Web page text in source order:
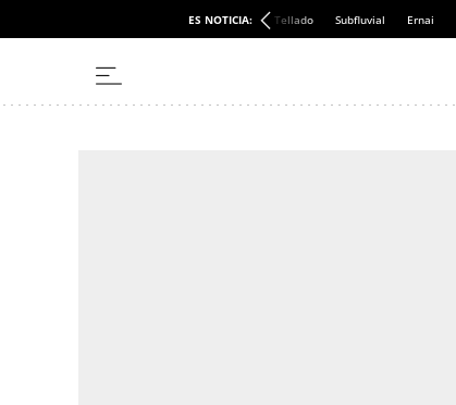
ES NOTICIA: Tellado Subfluvial Ernai